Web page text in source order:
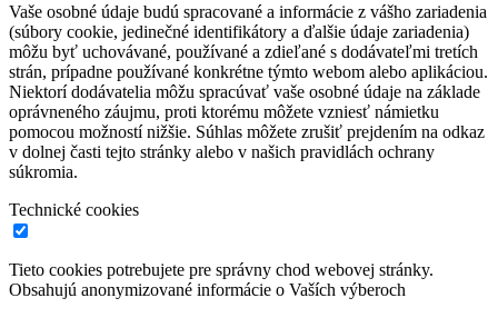
Vaše osobné údaje budú spracované a informácie z vášho zariadenia
(súbory cookie, jedinečné identifikátory a ďalšie údaje zariadenia)
môžu byť uchovávané, používané a zdieľané s dodávateľmi tretích
strán, prípadne používané konkrétne týmto webom alebo aplikáciou.
Niektorí dodávatelia môžu spracúvať vaše osobné údaje na základe
oprávneného záujmu, proti ktorému môžete vzniesť námietku
pomocou možností nižšie. Súhlas môžete zrušiť prejdením na odkaz
v dolnej časti tejto stránky alebo v našich pravidlách ochrany
súkromia.
Technické cookies
Tieto cookies potrebujete pre správny chod webovej stránky.
Obsahujú anonymizované informácie o Vaších výberoch